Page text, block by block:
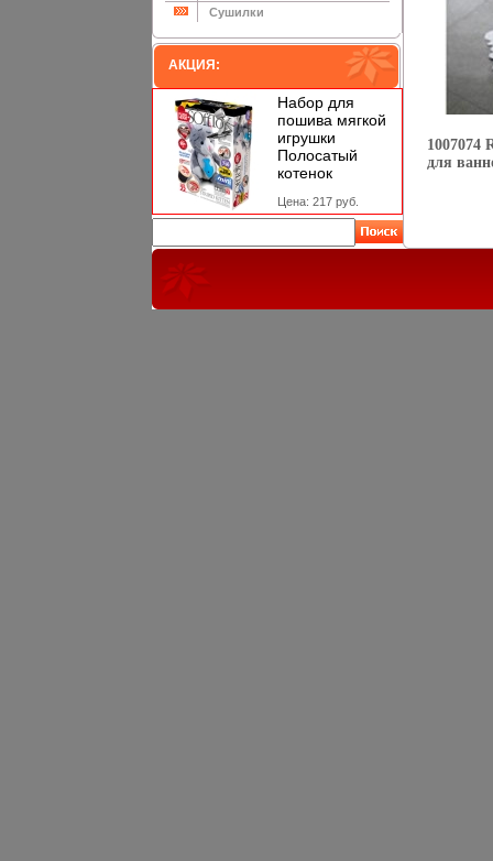
Сушилки
АКЦИЯ:
Набор для
пошива мягкой
игрушки
Полосатый
котенок
Цена: 217 руб.
1007074
для